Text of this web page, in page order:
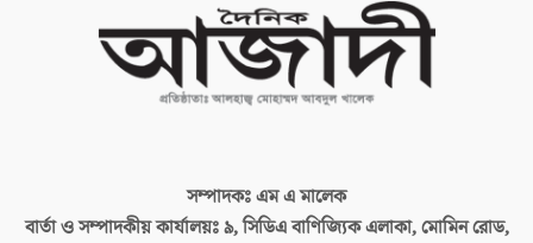
সম্পাদকঃএম এ মালেক
বার্তা ও সম্পাদকীয় কার্যালয়ঃ৯, সিডিএ বাণিজ্যিক এলাকা, মোমিন রোড,